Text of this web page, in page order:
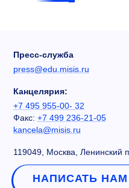
Пресс-служба
press@edu.misis.ru
Канцелярия:
+7 495 955-00- 32
Факс: +7 499 236-21-05
kancela@misis.ru
119049, Москва, Ленинский
НАПИСАТЬ НАМ